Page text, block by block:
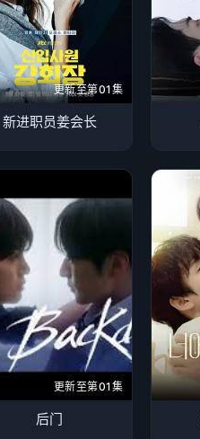
更新至第01集
新进职员姜会长
更新至第01集
后门